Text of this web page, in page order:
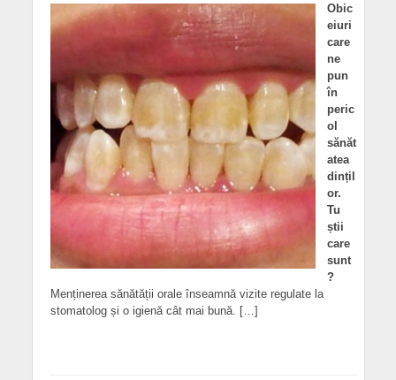
Obic
eiuri
care
ne
pun
în
peric
ol
sănăt
atea
dințil
or.
Tu
știi
care
sunt
?
Menținerea sănătății orale înseamnă vizite regulate la
stomatolog și o igienă cât mai bună. […]